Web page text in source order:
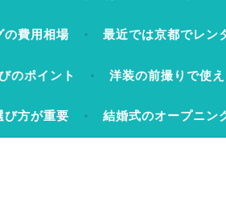
の費用相場 最近では京都でレン
のポイント 洋装の前撮りで使
び方が重要 結婚式のオープニン